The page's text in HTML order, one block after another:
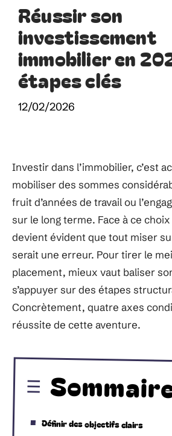
Réussir son
investissement
immobilier en
étapes clés
12/02/2026
Investir dans l’immobilier, c’est
mobiliser des sommes
fruit d’années de travail ou
sur le long terme. Face à ce
devient évident que tout miser
serait une erreur. Pour tirer le
placement, mieux vaut baliser
s’appuyer sur des étapes
Concrètement, quatre axes
réussite de cette aventure.
Définir des objectifs clairs